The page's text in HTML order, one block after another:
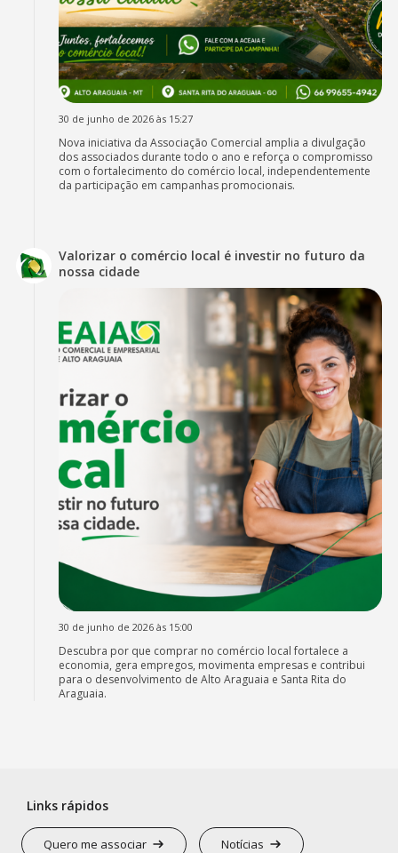
30 de junho de 2026 às 15:27
Nova iniciativa da Associação Comercial amplia a divulgação
dos associados durante todo o ano e reforça o compromisso
com o fortalecimento do comércio local, independentemente
da participação em campanhas promocionais.
Valorizar o comércio local é investir no futuro da
nossa cidade
30 de junho de 2026 às 15:00
Descubra por que comprar no comércio local fortalece a
economia, gera empregos, movimenta empresas e contribui
para o desenvolvimento de Alto Araguaia e Santa Rita do
Araguaia.
Links rápidos
Quero me associar Notícias